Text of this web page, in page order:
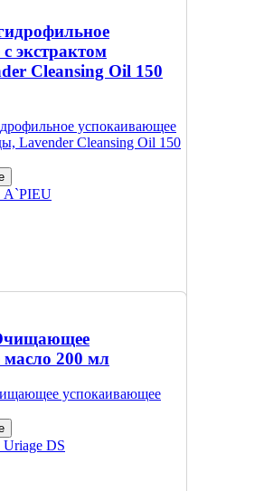
экстрактом
Cleansing Oil 150
A`PIEU
200 мл
Uriage DS